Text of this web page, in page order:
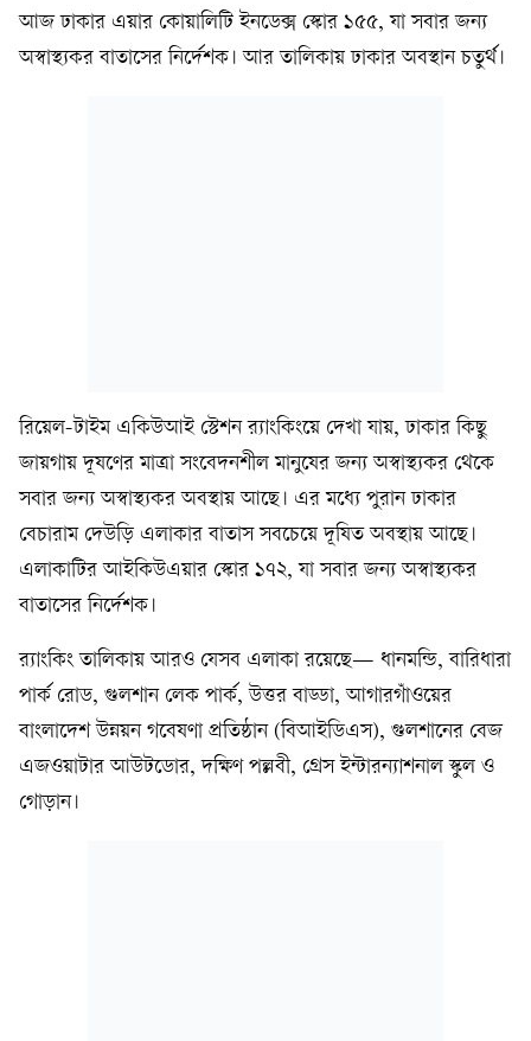
আজ ঢাকার এয়ার কোয়ালিটি ইনডেক্স স্কোর ১৫৫, যা সবার জন্য
অস্বাস্থ্যকর বাতাসের নির্দেশক। আর তালিকায় ঢাকার অবস্থান চতুর্থ।
রিয়েল-টাইম একিউআই স্টেশন র‍্যাংকিংয়ে দেখা যায়, ঢাকার কিছু
জায়গায় দূষণের মাত্রা সংবেদনশীল মানুষের জন্য অস্বাস্থ্যকর থেকে
সবার জন্য অস্বাস্থ্যকর অবস্থায় আছে। এর মধ্যে পুরান ঢাকার
বেচারাম দেউড়ি এলাকার বাতাস সবচেয়ে দূষিত অবস্থায় আছে।
এলাকাটির আইকিউএয়ার স্কোর ১৭২, যা সবার জন্য অস্বাস্থ্যকর
বাতাসের নির্দেশক।
র‍্যাংকিং তালিকায় আরও যেসব এলাকা রয়েছে— ধানমন্ডি, বারিধারা
পার্ক রোড, গুলশান লেক পার্ক, উত্তর বাড্ডা, আগারগাঁওয়ের
বাংলাদেশ উন্নয়ন গবেষণা প্রতিষ্ঠান (বিআইডিএস), গুলশানের বেজ
এজওয়াটার আউটডোর, দক্ষিণ পল্লবী, গ্রেস ইন্টারন্যাশনাল স্কুল ও
গোড়ান।